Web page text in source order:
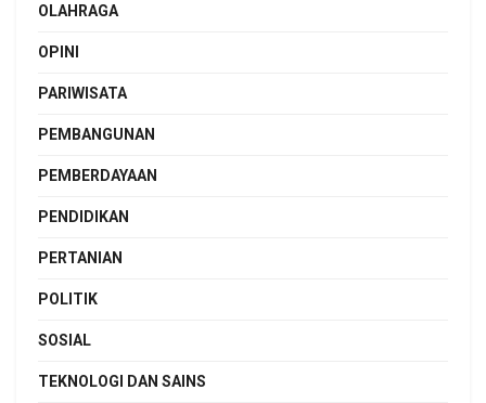
OLAHRAGA
OPINI
PARIWISATA
PEMBANGUNAN
PEMBERDAYAAN
PENDIDIKAN
PERTANIAN
POLITIK
SOSIAL
TEKNOLOGI DAN SAINS